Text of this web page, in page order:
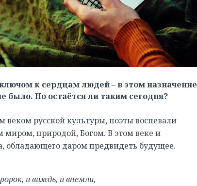
к сердцам людей – в этом назначение
было. Но остаётся ли таким сегодня?
русской культуры, поэты воспевали
природой, Богом. В этом веке и
обладающего даром предвидеть будущее.
и виждь, и внемли,